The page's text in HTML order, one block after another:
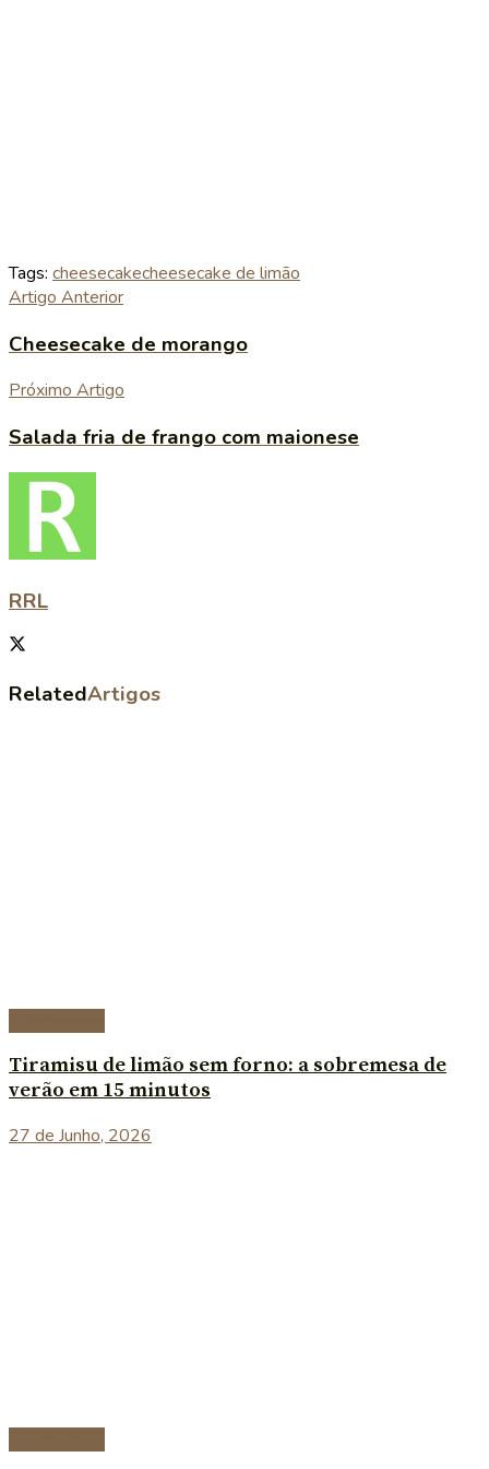
Tags: cheesecakecheesecake de limão
Artigo Anterior
Cheesecake de morango
Próximo Artigo
Salada fria de frango com maionese
RRL
RelatedArtigos
Tiramisu de limão sem forno: a sobremesa de
verão em 15 minutos
27 de Junho, 2026